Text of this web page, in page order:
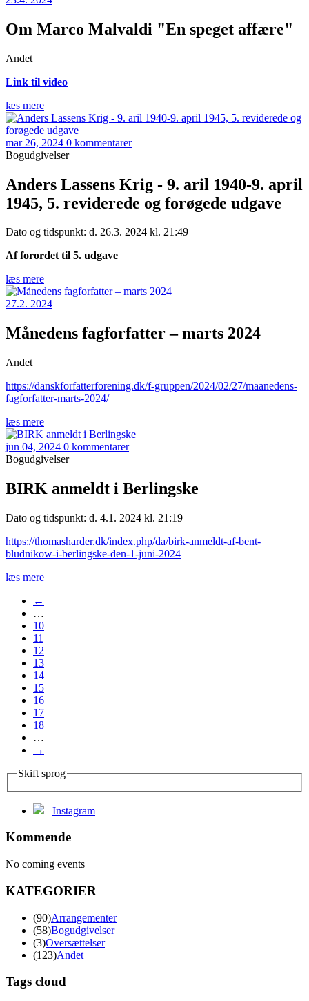
Om Marco Malvaldi "En speget affære"
Andet
Link til video
læs mere
mar 26, 2024 0 kommentarer
Bogudgivelser
Anders Lassens Krig - 9. aril 1940-9. april
1945, 5. reviderede og forøgede udgave
Dato og tidspunkt: d. 26.3. 2024 kl. 21:49
Af forordet til 5. udgave
læs mere
27.2. 2024
Månedens fagforfatter – marts 2024
Andet
https://danskforfatterforening.dk/f-gruppen/2024/02/27/maanedens-
fagforfatter-marts-2024/
læs mere
jun 04, 2024 0 kommentarer
Bogudgivelser
BIRK anmeldt i Berlingske
Dato og tidspunkt: d. 4.1. 2024 kl. 21:19
https://thomasharder.dk/index.php/da/birk-anmeldt-af-bent-
bludnikow-i-berlingske-den-1-juni-2024
læs mere
←
…
10
11
12
13
14
15
16
17
18
…
→
Skift sprog
Instagram
Kommende
No coming events
KATEGORIER
(90)Arrangementer
(58)Bogudgivelser
(3)Oversættelser
(123)Andet
Tags cloud